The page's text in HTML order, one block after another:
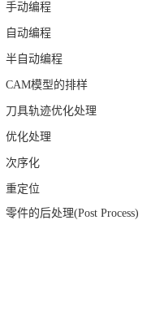
手动编程
自动编程
半自动编程
CAM模型的排样
刀具轨迹优化处理
优化处理
次序化
重定位
零件的后处理(Post Process)